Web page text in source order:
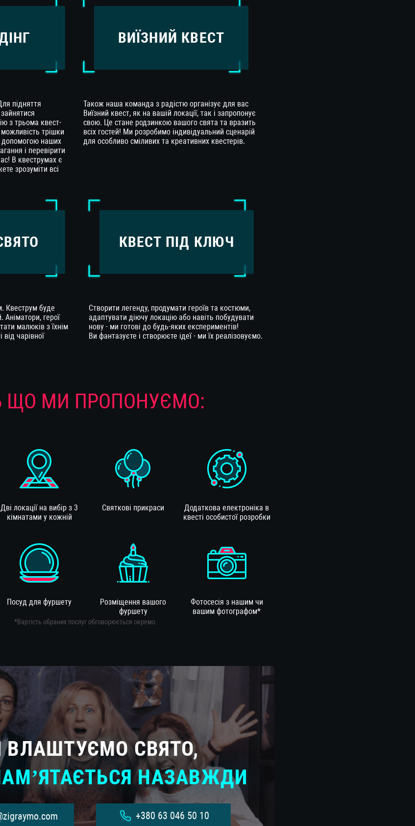
підняття
з трьома квест-
трішки
допомогою наших
і перевірити
В квеструмах є
зрозуміти всі
ВИЇЗНИЙ КВЕСТ
Також наша команда з радістю організує для вас
Виїзний квест, як на вашій локації, так і запропонує
свою. Це стане родзинкою вашого свята та вразить
всіх гостей! Ми розробимо індивідуальний сценарій
для особливо сміливих та креативних квестерів.
Квеструм буде
Аніматори, герої
малюків з їхнім
чарівної
КВЕСТ ПІД КЛЮЧ
Створити легенду, продумати героїв та костюми,
адаптувати діючу локацію або навіть побудувати
нову - ми готові до будь-яких експериментів!
Ви фантазуєте і створюєте ідеї - ми їх реалізовуємо.
ЩО МИ ПРОПОНУЄМО:
Дві локації на вибір з 3
кімнатами у кожній
Святкові прикраси
Додаткова електроніка в
квесті особистої розробки
Посуд для фуршету
Розміщення вашого
фуршету
Фотосесія з нашим чи
вашим фотографом*
*Вартість обраних послуг обговорюється окремо.
СВЯТО,
НАЗАВЖДИ
+380 63 046 50 10